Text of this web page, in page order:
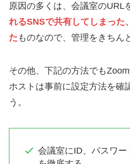
原因の多くは、会議室のURL
れるSNSで共有してしまった
た ものなので、管理をきちん
その他、下記の方法でも
ホストは事前に設定方法を確
う。
会議室にID、パスワ